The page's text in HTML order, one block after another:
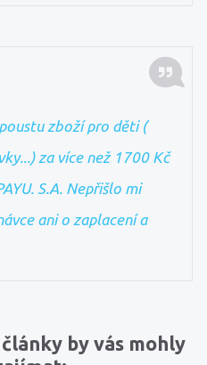
zboží pro děti (
za více než 1700 Kč
S.A. Nepřišlo mi
ani o zaplacení a
by vás mohly